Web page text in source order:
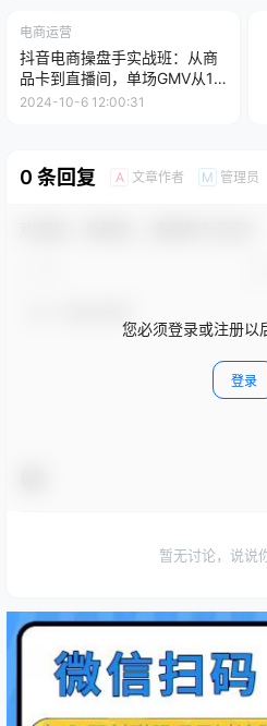
电商运营
抖音电商操盘手实战班：从商
品卡到直播间，单场GMV从10
万提升至50万，...
2024-10-6 12:00:31
0 条回复 A 文章作者 M 管理员
您必须登录或注册以
登录
暂无讨论，说说